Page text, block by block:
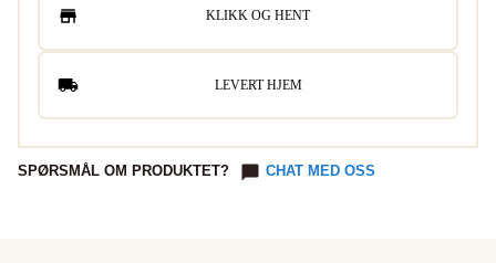
KLIKK OG HENT
LEVERT HJEM
SPØRSMÅL OM PRODUKTET? CHAT MED OSS